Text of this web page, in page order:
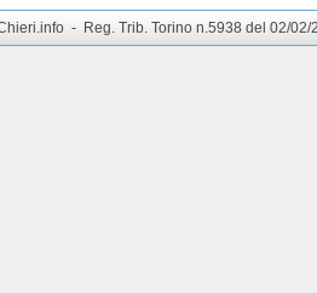
- Reg. Trib. Torino n.5938 del 02/02/